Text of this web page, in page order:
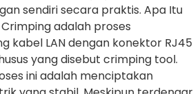
sendiri secara praktis. Apa Itu
adalah proses
kabel LAN dengan konektor RJ45
yang disebut crimping tool.
ini adalah menciptakan